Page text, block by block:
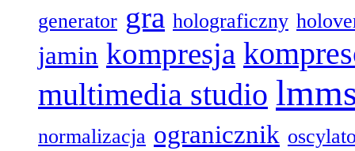
generator gra holograficzny
jamin kompresja
multimedia studio
normalizacja ogranicznik